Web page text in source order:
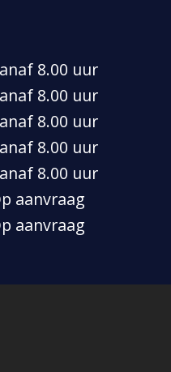
8.00 uur
8.00 uur
8.00 uur
8.00 uur
8.00 uur
aanvraag
aanvraag